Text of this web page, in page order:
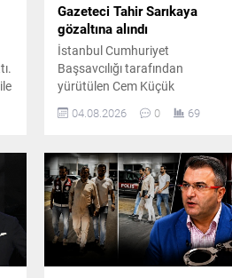
Gazeteci Tahir Sarıkaya
gözaltına alındı
İstanbul Cumhuriyet
Başsavcılığı tarafından
yürütülen Cem Küçük
gazeteci Tahir Sarıkaya
mali hareketlere ilişkin
incelemelerin sürdüğü bildirildi.
04.08.2026 0 69